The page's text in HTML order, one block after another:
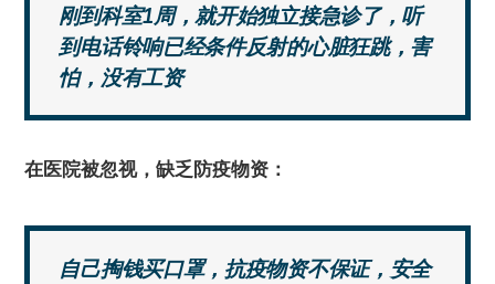
刚到科室1周，就开始独立接急诊了，听
到电话铃响已经条件反射的心脏狂跳，害
怕，没有工资
在医院被忽视，缺乏防疫物资：
自己掏钱买口罩，抗疫物资不保证，安全